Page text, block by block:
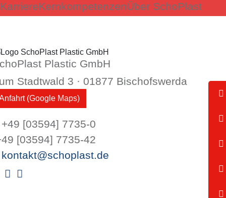
KarriereKernkompetenzenÜber SchoPlast
Plastic GmbH
Stadtwald 3 · 01877 Bischofswerda
(Google Maps)
[03594] 7735-0
[03594] 7735-42
kontakt@schoplast.de
Facebook